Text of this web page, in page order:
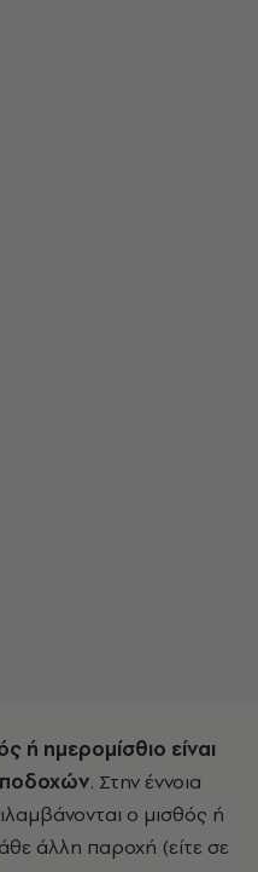
ή ημερομίσθιο είναι
. Στην έννοια
ο μισθός ή
άλλη παροχή (είτε σε